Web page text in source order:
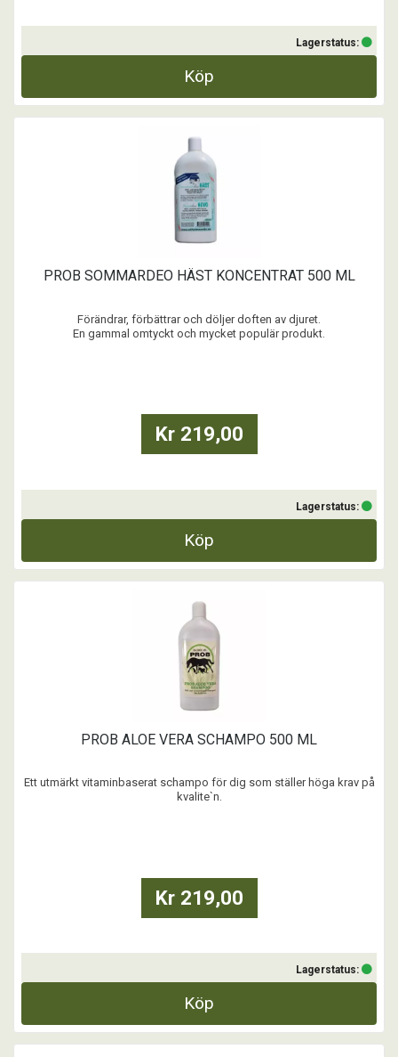
Lagerstatus:
Köp
PROB SOMMARDEO HÄST KONCENTRAT 500 ML
Förändrar, förbättrar och döljer doften av djuret.
En gammal omtyckt och mycket populär produkt.
Kr 219,00
Lagerstatus:
Köp
PROB ALOE VERA SCHAMPO 500 ML
Ett utmärkt vitaminbaserat schampo för dig som ställer höga krav på
kvalite`n.
Kr 219,00
Lagerstatus:
Köp